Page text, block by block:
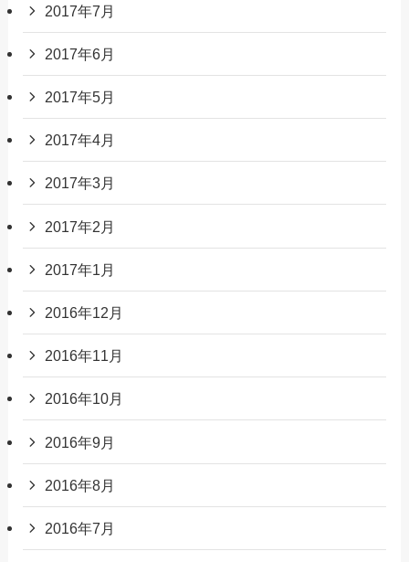
2017年7月
2017年6月
2017年5月
2017年4月
2017年3月
2017年2月
2017年1月
2016年12月
2016年11月
2016年10月
2016年9月
2016年8月
2016年7月